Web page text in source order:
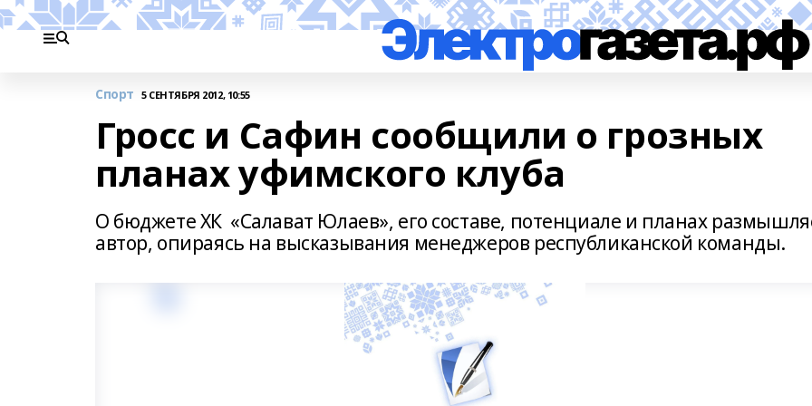
Спорт 5 СЕНТЯБРЯ 2012, 10:55
Гросс и Сафин сообщили о грозных
планах уфимского клуба
О бюджете ХК «Салават Юлаев», его составе, потенциале и планах
автор, опираясь на высказывания менеджеров республиканской команды.